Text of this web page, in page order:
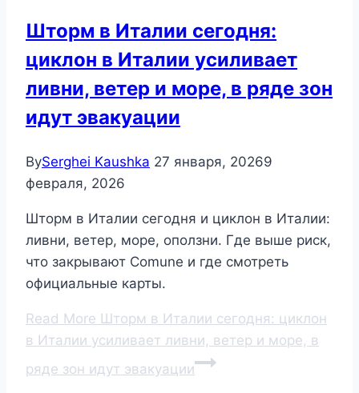
Шторм в Италии сегодня:
циклон в Италии усиливает
ливни, ветер и море, в ряде зон
идут эвакуации
BySerghei Kaushka 27 января, 20269
февраля, 2026
Шторм в Италии сегодня и циклон в Италии:
ливни, ветер, море, оползни. Где выше риск,
что закрывают Comune и где смотреть
официальные карты.
Read More Шторм в Италии сегодня: циклон
в Италии усиливает ливни, ветер и море, в
ряде зон идут эвакуации